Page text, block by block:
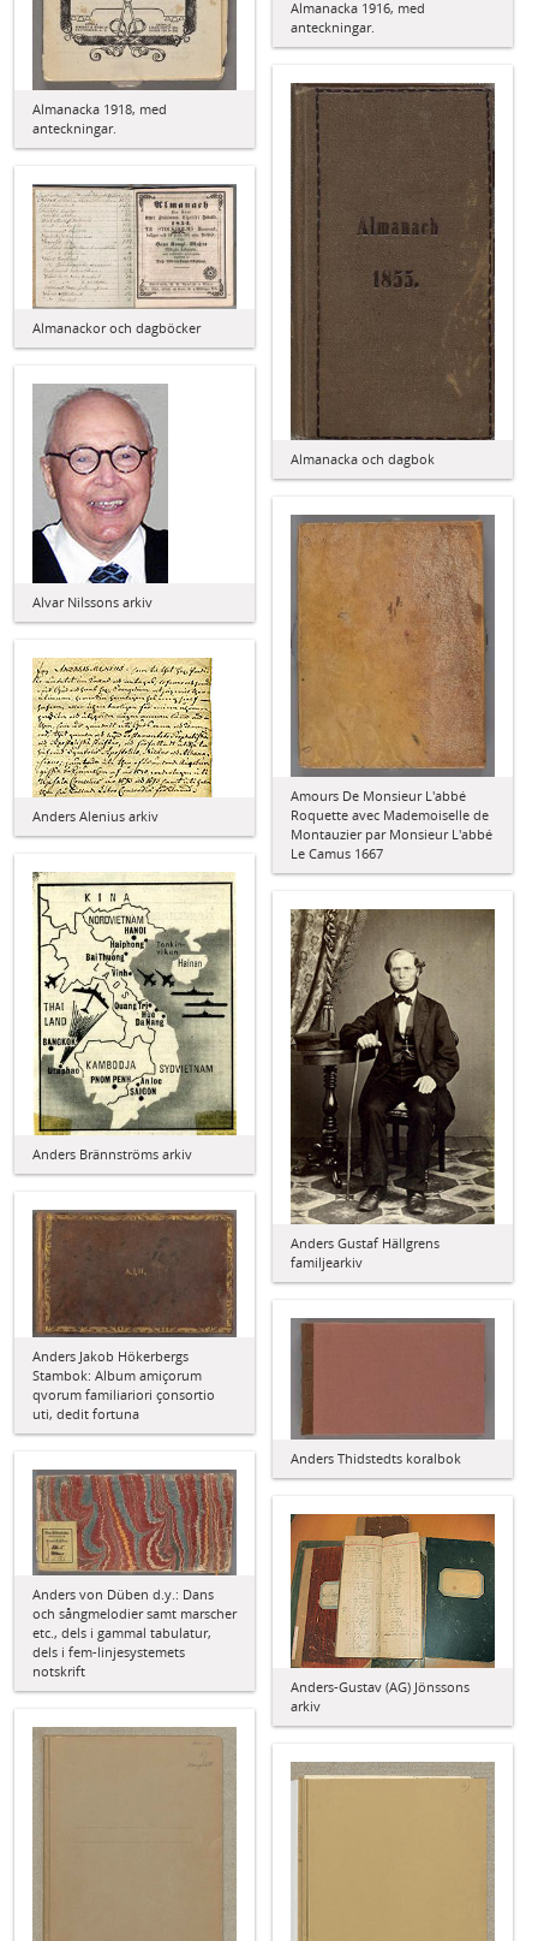
Almanacka 1916, med
anteckningar.
Almanacka 1918, med
anteckningar.
Almanacka och dagbok
Almanackor och dagböcker
Alvar Nilssons arkiv
Amours De Monsieur L'abbé
Roquette avec Mademoiselle de
Montauzier par Monsieur L'abbé
Le Camus 1667
Anders Alenius arkiv
Anders Brännströms arkiv
Anders Gustaf Hällgrens
familjearkiv
Anders Jakob Hökerbergs
Stambok: Album amiçorum
qvorum familiariori çonsortio
uti, dedit fortuna
Anders Thidstedts koralbok
Anders von Düben d.y.: Dans
och sångmelodier samt marscher
etc., dels i gammal tabulatur,
dels i fem-linjesystemets
notskrift
Anders-Gustav (AG) Jönssons
arkiv